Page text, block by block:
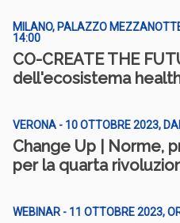
MILANO, PALAZZO
14:00
CO-CREATE THE
dell'ecosistema
VERONA - 10 OTTOBRE 2023,
Change Up | Norme,
per la quarta
WEBINAR - 11 OTTOBRE 2023,